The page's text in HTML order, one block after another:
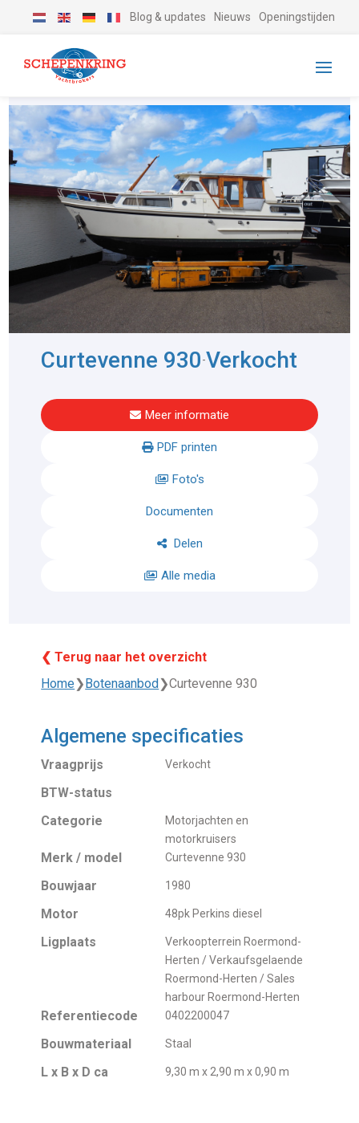
Blog & updates Nieuws Openingstijden
Curtevenne 930-Verkocht
Meer informatie
PDF printen
Foto's
Documenten
Delen
Alle media
❮ Terug naar het overzicht
Home❯Botenaanbod❯Curtevenne 930
Algemene specificaties
Vraagprijs Verkocht
BTW-status
Categorie
Motorjachten en
motorkruisers
Merk / model Curtevenne 930
Bouwjaar 1980
Motor 48pk Perkins diesel
Ligplaats
Verkoopterrein Roermond-
Herten / Verkaufsgelaende
Roermond-Herten / Sales
harbour Roermond-Herten
Referentiecode 0402200047
Bouwmateriaal Staal
L x B x D ca 9,30 m x 2,90 m x 0,90 m